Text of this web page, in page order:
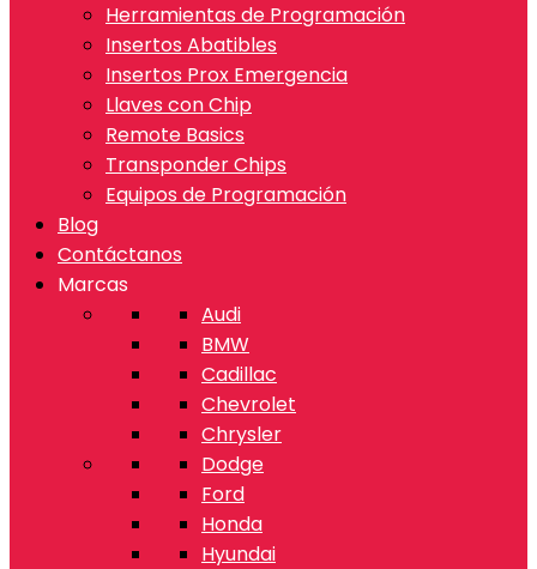
Herramientas de Programación
Insertos Abatibles
Insertos Prox Emergencia
Llaves con Chip
Remote Basics
Transponder Chips
Equipos de Programación
Blog
Contáctanos
Marcas
Audi
BMW
Cadillac
Chevrolet
Chrysler
Dodge
Ford
Honda
Hyundai